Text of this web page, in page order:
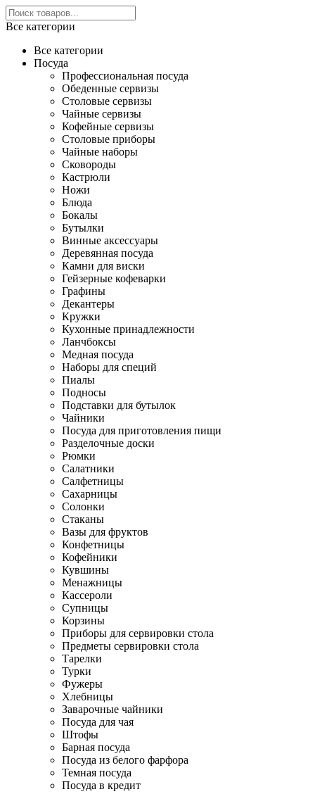
Все категории
Все категории
Посуда
Профессиональная посуда
Обеденные сервизы
Столовые сервизы
Чайные сервизы
Кофейные сервизы
Столовые приборы
Чайные наборы
Сковороды
Кастрюли
Ножи
Блюда
Бокалы
Бутылки
Винные аксессуары
Деревянная посуда
Камни для виски
Гейзерные кофеварки
Графины
Декантеры
Кружки
Кухонные принадлежности
Ланчбоксы
Медная посуда
Наборы для специй
Пиалы
Подносы
Подставки для бутылок
Чайники
Посуда для приготовления пищи
Разделочные доски
Рюмки
Салатники
Салфетницы
Сахарницы
Солонки
Стаканы
Вазы для фруктов
Конфетницы
Кофейники
Кувшины
Менажницы
Кассероли
Супницы
Корзины
Приборы для сервировки стола
Предметы сервировки стола
Тарелки
Турки
Фужеры
Хлебницы
Заварочные чайники
Посуда для чая
Штофы
Барная посуда
Посуда из белого фарфора
Темная посуда
Посуда в кредит